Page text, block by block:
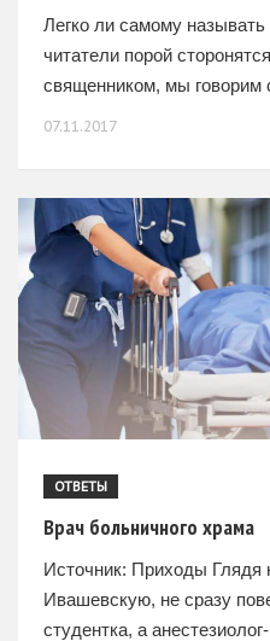
Легко ли самому
читатели порой
священником, мы говорим
Воронежской
07.11.2017
ОТВЕТЫ
Врач больничного храма
Источник: Приходы Глядя
Ивашевскую, не сразу
студентка, а